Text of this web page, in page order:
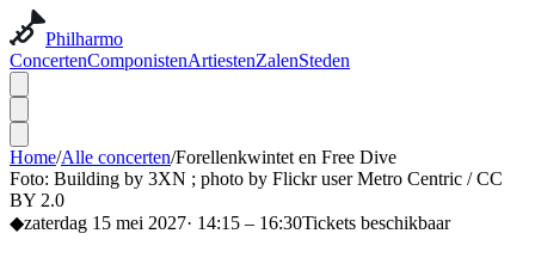
Philharmo
ConcertenComponistenArtiestenZalenSteden
Home/Alle concerten/Forellenkwintet en Free Dive
Foto: Building by 3XN ; photo by Flickr user Metro Centric / CC
BY 2.0
◆zaterdag 15 mei 2027· 14:15 – 16:30Tickets beschikbaar